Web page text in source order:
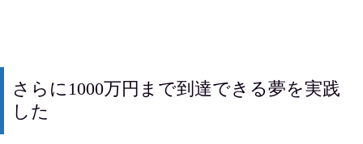
さらに1000万円まで到達できる夢を実践
した